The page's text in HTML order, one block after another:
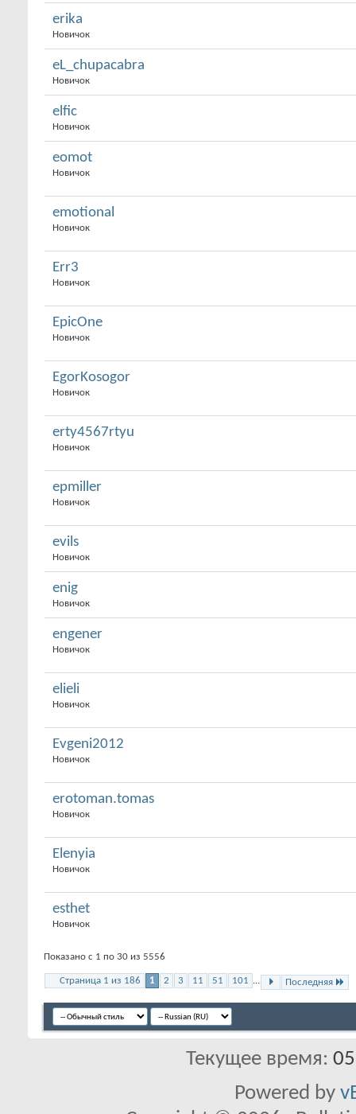
erika
Новичок
eL_chupacabra
Новичок
elfic
Новичок
eomot
Новичок
emotional
Новичок
Err3
Новичок
EpicOne
Новичок
EgorKosogor
Новичок
erty4567rtyu
Новичок
epmiller
Новичок
evils
Новичок
enig
Новичок
engener
Новичок
elieli
Новичок
Evgeni2012
Новичок
erotoman.tomas
Новичок
Elenyia
Новичок
esthet
Новичок
Показано с 1 по 30 из 5556
Страница 1 из 186 1 2 3 11 51 101 ... Последняя
Текущее время:
Powered by